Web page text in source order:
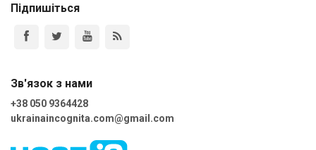
Підпишіться
Зв'язок з нами
+38 050 9364428
ukrainaincognita.com@gmail.com